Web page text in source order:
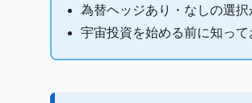
為替ヘッジあり・なしの選
宇宙投資を始める前に知っ